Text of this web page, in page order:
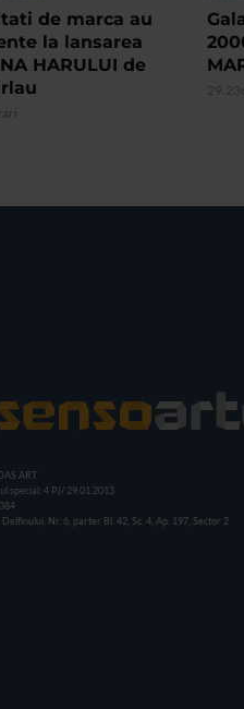
de marca au
la lansarea
HARULUI de
ART
special: 4 PJ/ 29.01.2013
Delfinului, Nr. 6, parter Bl. 42, Sc. 4, Ap. 197, Sector 2